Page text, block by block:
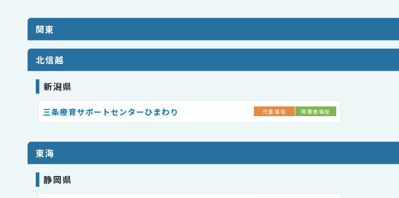
関東
北信越
新潟県
三条療育サポートセンターひまわり 児童福祉 障害者福祉
東海
静岡県